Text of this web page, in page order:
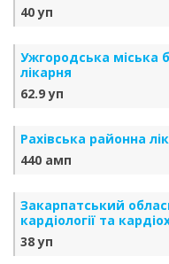
40 уп
Ужгородська міська
лікарня
62.9 уп
Рахівська районна
440 амп
Закарпатський
кардіології та
38 уп